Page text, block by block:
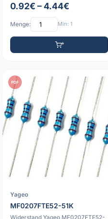
0.92€ – 4.44€
Menge: Min: 1
PDF
Yageo
MF0207FTE52-51K
Widerstand Yageo MF0207FTE52-